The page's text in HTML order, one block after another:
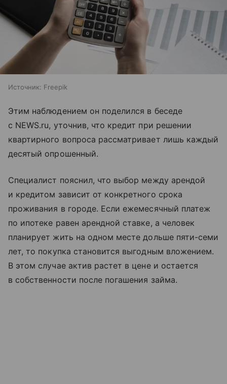
Источник: Freepik
Этим наблюдением он поделился в беседе
с NEWS.ru, уточнив, что кредит при решении
квартирного вопроса рассматривает лишь каждый
десятый опрошенный.
Специалист пояснил, что выбор между арендой
и кредитом зависит от конкретного срока
проживания в городе. Если ежемесячный платеж
по ипотеке равен арендной ставке, а человек
планирует жить на одном месте дольше пяти-семи
лет, то покупка становится выгодным вложением.
В этом случае актив растет в цене и остается
в собственности после погашения займа.